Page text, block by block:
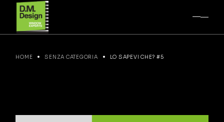
HOME SENZA CATEGORIA LO SAPEVI CHE? #5